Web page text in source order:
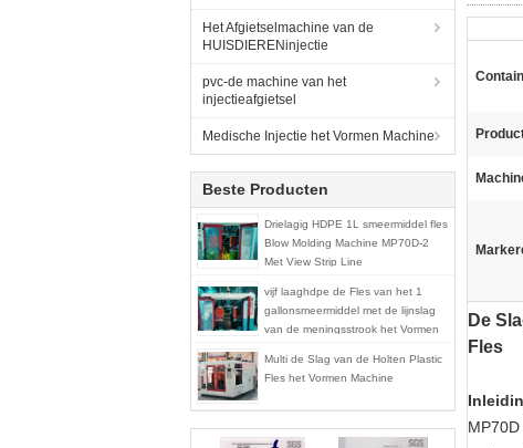
Het Afgietselmachine van de
HUISDIERENinjectie
pvc-de machine van het
injectieafgietsel
Medische Injectie het Vormen Machine
Beste Producten
Drielagig HDPE 1L smeermiddel fles
Blow Molding Machine MP70D-2
Met View Strip Line
vijf laaghdpe de Fles van het 1
gallonsmeermiddel met de lijnslag
van de meningsstrook het Vormen
Multi de Slag van de Holten Plastic
Fles het Vormen Machine
De
Fles